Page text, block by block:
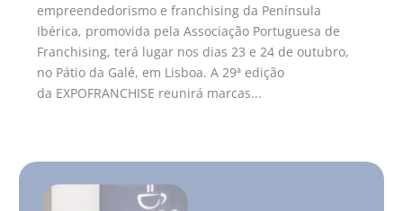
empreendedorismo e franchising da Península
Ibérica, promovida pela Associação Portuguesa de
Franchising, terá lugar nos dias 23 e 24 de outubro,
no Pátio da Galé, em Lisboa. A 29ª edição
da EXPOFRANCHISE reunirá marcas...